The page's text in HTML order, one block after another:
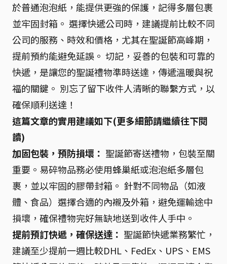
於普通泡泡紙，能提供更強的保護，記得多層包裹
並牢固封箱。 選擇快遞公司時，建議提前比較不同
公司的服務、時效和價格，尤其在聖誕節高峰期，
提前預約能避免延誤。 切記，妥善的包裝和可靠的
快遞，是讓您的聖誕禮物準時送達，傳遞溫暖與祝
福的關鍵。 別忘了留下收件人清晰的聯繫方式，以
確保順利送達！
這篇文章的實用建議如下(更多細節請繼續往下閱
讀)
加固包裝，預防損壞： 聖誕節寄送禮物，包裝至關
重要。易碎物品務必使用蜂巢紙或泡泡紙多層包
裹，並以牢固的膠帶封箱。 針對不同物品（如液
體、食品）選擇合適的內襯及外箱，避免運輸途中
損壞，確保禮物完好無缺地送到收件人手中。
提前預訂快遞，確保送達： 聖誕節快遞業務繁忙，
建議至少提前一週比較DHL、FedEx、UPS、EMS